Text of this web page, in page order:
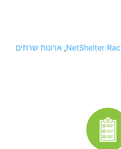
NetShelter
, ארונות שרתים